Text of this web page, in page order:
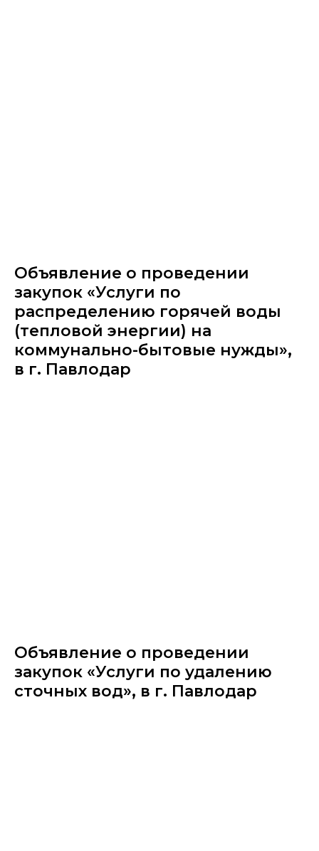
Объявление о проведении
закупок «Услуги по
распределению горячей воды
(тепловой энергии) на
коммунально-бытовые нужды»,
в г. Павлодар
Объявление о проведении
закупок «Услуги по удалению
сточных вод», в г. Павлодар